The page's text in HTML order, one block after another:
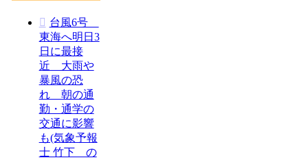
台風6号
東海へ明日3
日に最接
近 大雨や
暴風の恐
れ 朝の通
勤・通学の
交通に影響
も(気象予報
士 竹下 の